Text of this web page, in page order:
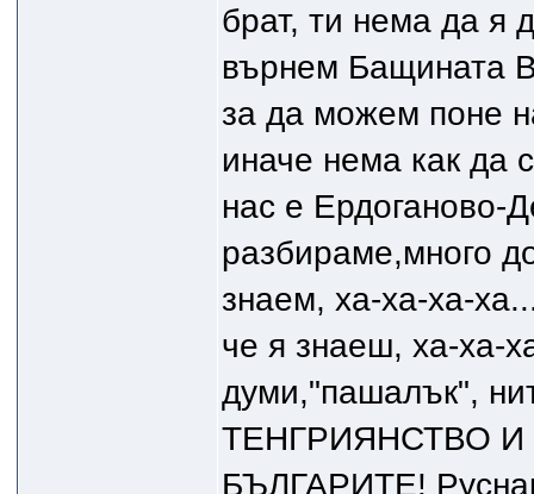
брат, ти нема да я
върнем Бащината
за да можем поне
иначе нема как да
нас е Ердоганово-
разбираме,много
знаем, ха-ха-ха-
че я знаеш, ха-ха-
думи,"пашалък",
ТЕНГРИЯНСТВО
БЪЛГАРИТЕ!